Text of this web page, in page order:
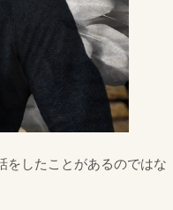
をしたことがあるのではな